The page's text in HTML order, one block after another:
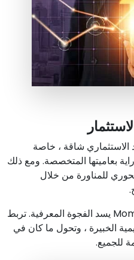
شاقة ، خاصة
بعاميتها المتخصصة. ومع ذلك
للمناورة من خلال
كقناة للتنوير ، Momentum Glow AI يسد الفجوة المعرفية. تربط
الخبيرة ، وتحول ما كان في
للجميع.